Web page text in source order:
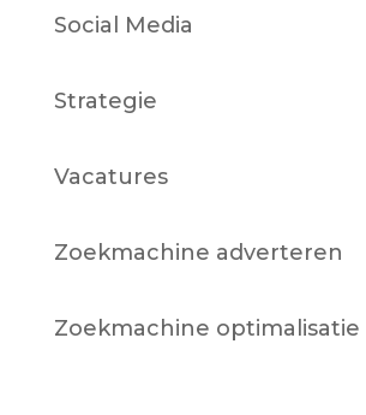
Social Media
Strategie
Vacatures
Zoekmachine adverteren
Zoekmachine optimalisatie